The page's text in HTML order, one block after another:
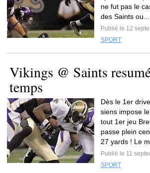
ne fut pas le
des Saints ou...
Publié le 12
SPORT
Vikings @ Saints
temps
Dès le 1er
siens impose
tout 1er jeu
passe plein
27 yards ! Le
Publié le 11
SPORT